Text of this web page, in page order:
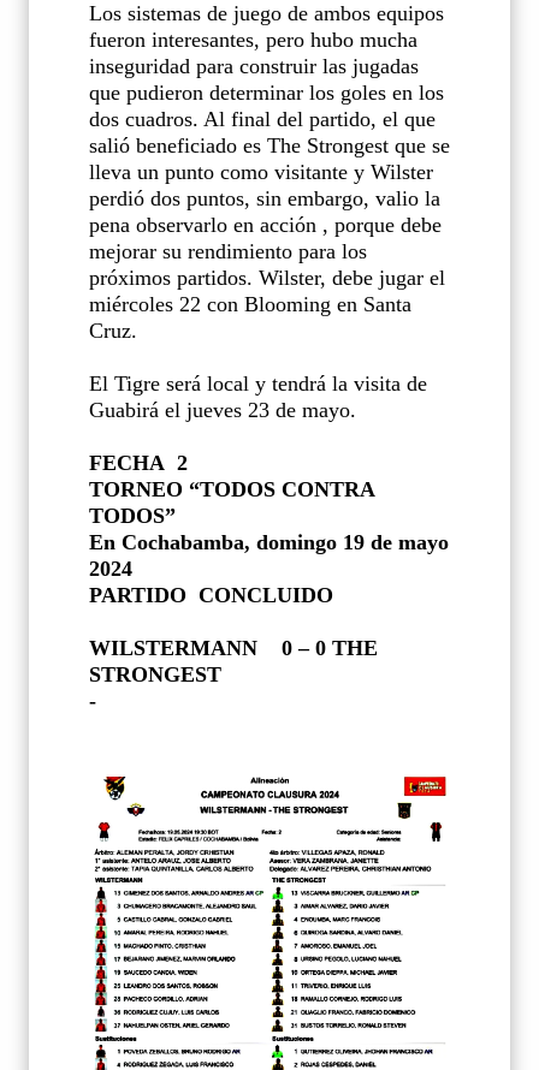
Los sistemas de juego de ambos equipos
fueron interesantes, pero hubo mucha
inseguridad para construir las jugadas
que pudieron determinar los goles en los
dos cuadros. Al final del partido, el que
salió beneficiado es The Strongest que se
lleva un punto como visitante y Wilster
perdió dos puntos, sin embargo, valio la
pena observarlo en acción , porque debe
mejorar su rendimiento para los
próximos partidos. Wilster, debe jugar el
miércoles 22 con Blooming en Santa
Cruz.
El Tigre será local y tendrá la visita de
Guabirá el jueves 23 de mayo.
FECHA 2
TORNEO “TODOS CONTRA
TODOS”
En Cochabamba, domingo 19 de mayo
2024
PARTIDO CONCLUIDO
WILSTERMANN
0 – 0 THE
STRONGEST
-